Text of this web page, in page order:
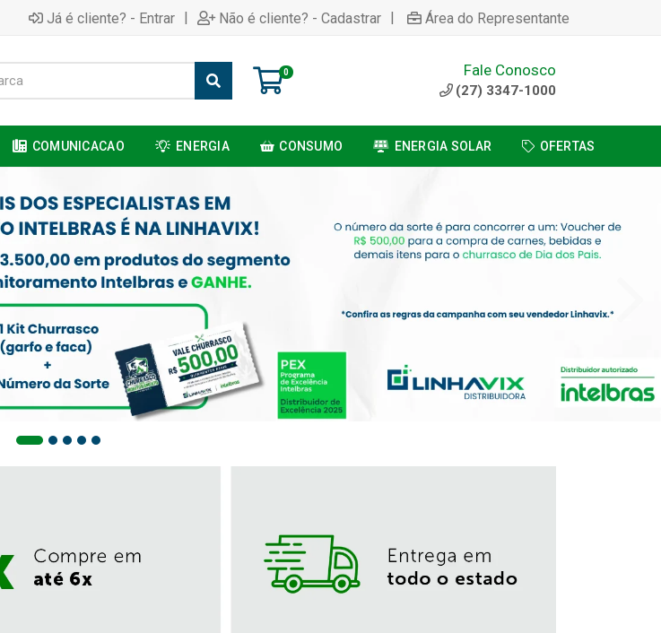
Já é cliente? - Entrar | Não é cliente? - Cadastrar | Área do Representante
0 Fale Conosco
(27) 3347-1000
COMUNICACAO ENERGIA CONSUMO ENERGIA SOLAR OFERTAS